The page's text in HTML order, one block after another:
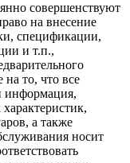
совершенствуют
на внесение
спецификации,
и т.п.,
то, что все
информация,
а также
носит